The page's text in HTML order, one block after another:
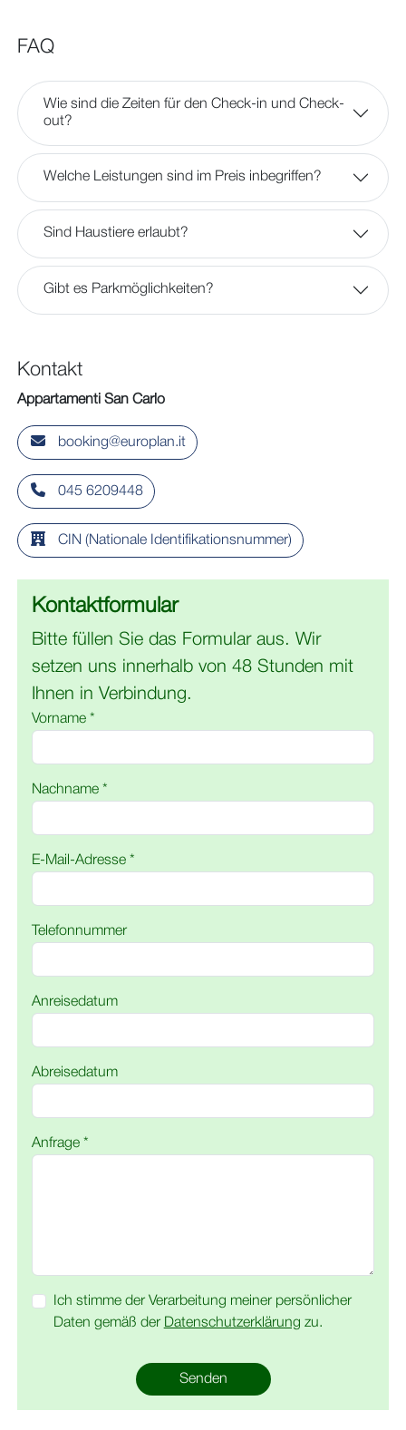
FAQ
Wie sind die Zeiten für den Check-in und Check-
out?
Welche Leistungen sind im Preis inbegriffen?
Sind Haustiere erlaubt?
Gibt es Parkmöglichkeiten?
Kontakt
Appartamenti San Carlo
booking@europlan.it
045 6209448
CIN (Nationale Identifikationsnummer)
Kontaktformular
Bitte füllen Sie das Formular aus. Wir
setzen uns innerhalb von 48 Stunden mit
Ihnen in Verbindung.
Vorname *
Nachname *
E-Mail-Adresse *
Telefonnummer
Anreisedatum
Abreisedatum
Anfrage *
Ich stimme der Verarbeitung meiner persönlicher
Daten gemäß der
Datenschutzerklärung zu.
Senden